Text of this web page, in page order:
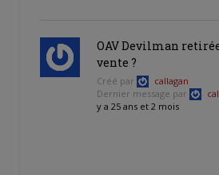
OAV Devilman
vente ?
Créé par
callagan
Dernier message par
y a 25 ans et 2 mois